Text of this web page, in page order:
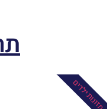
מזונות ילדים